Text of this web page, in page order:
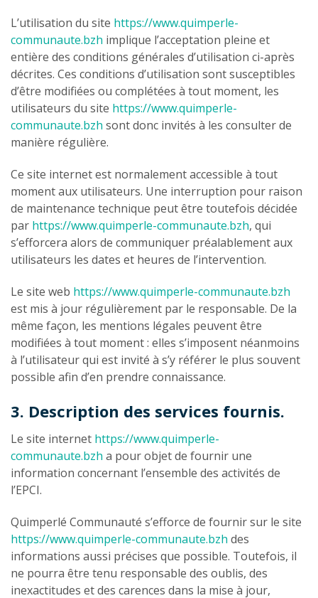
L’utilisation du site https://www.quimperle-
communaute.bzh implique l’acceptation pleine et
entière des conditions générales d’utilisation ci-après
décrites. Ces conditions d’utilisation sont susceptibles
d’être modifiées ou complétées à tout moment, les
utilisateurs du site https://www.quimperle-
communaute.bzh sont donc invités à les consulter de
manière régulière.
Ce site internet est normalement accessible à tout
moment aux utilisateurs. Une interruption pour raison
de maintenance technique peut être toutefois décidée
par https://www.quimperle-communaute.bzh, qui
s’efforcera alors de communiquer préalablement aux
utilisateurs les dates et heures de l’intervention.
Le site web https://www.quimperle-communaute.bzh
est mis à jour régulièrement par le responsable. De la
même façon, les mentions légales peuvent être
modifiées à tout moment : elles s’imposent néanmoins
à l’utilisateur qui est invité à s’y référer le plus souvent
possible afin d’en prendre connaissance.
3. Description des services fournis.
Le site internet https://www.quimperle-
communaute.bzh a pour objet de fournir une
information concernant l’ensemble des activités de
l’EPCI.
Quimperlé Communauté s’efforce de fournir sur le site
https://www.quimperle-communaute.bzh des
informations aussi précises que possible. Toutefois, il
ne pourra être tenu responsable des oublis, des
inexactitudes et des carences dans la mise à jour,